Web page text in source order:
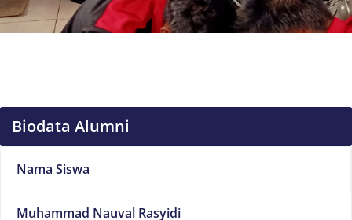
Biodata Alumni
Nama Siswa
Muhammad Nauval Rasyidi